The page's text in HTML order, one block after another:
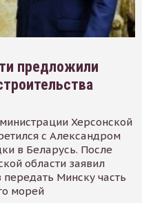
предложили
Херсонской
с Александром
в Беларусь. После
области заявил
передать Минску часть
морей